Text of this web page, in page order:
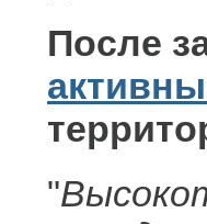
После
"